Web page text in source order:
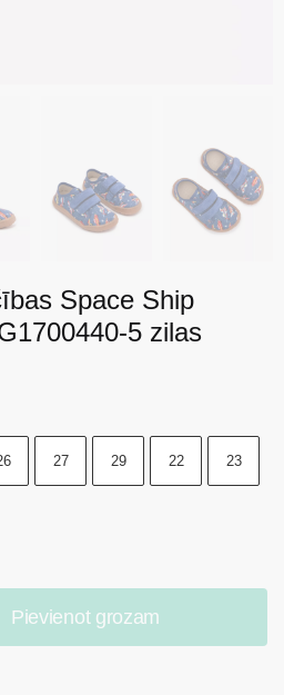
Space Ship
5 zilas
27 29 22 23
Pievienot grozam